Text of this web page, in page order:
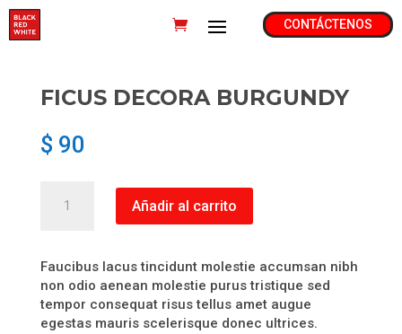
CONTÁCTENOS
FICUS DECORA BURGUNDY
$ 90
Decora
Añadir al carrito
Faucibus lacus tincidunt molestie accumsan nibh
non odio aenean molestie purus tristique sed
tempor consequat risus tellus amet augue
egestas mauris scelerisque donec ultrices.